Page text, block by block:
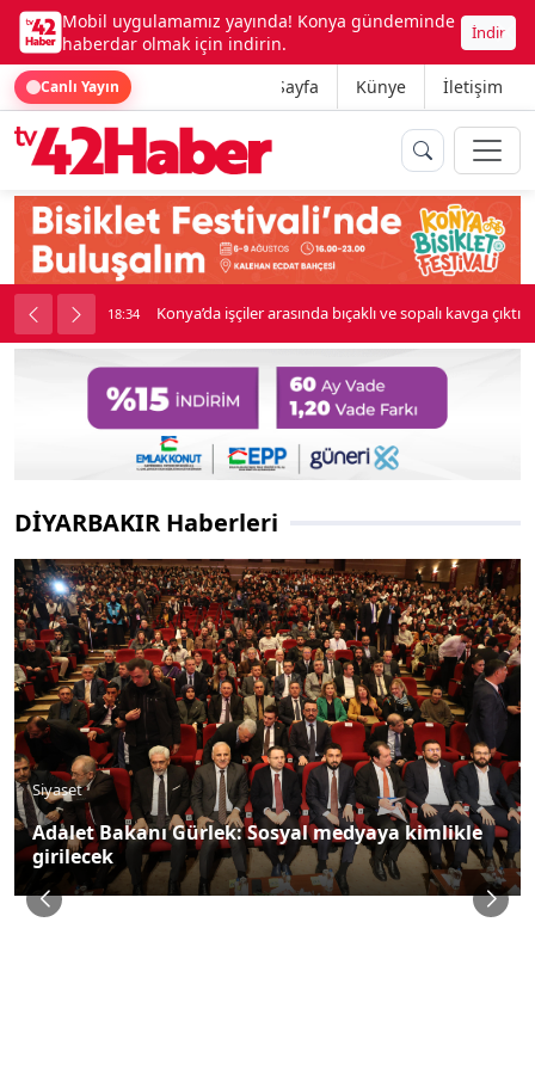
Mobil uygulamamız yayında! Konya gündeminde
haberdar olmak için indirin.
İndir
Canlı Yayın Ana Sayfa Künye İletişim
18:34 Konya’da işçiler arasında bıçaklı ve sopalı kavga çıktı
DİYARBAKIR Haberleri
Siyaset
Adalet Bakanı Gürlek: Sosyal medyaya kimlikle
girilecek